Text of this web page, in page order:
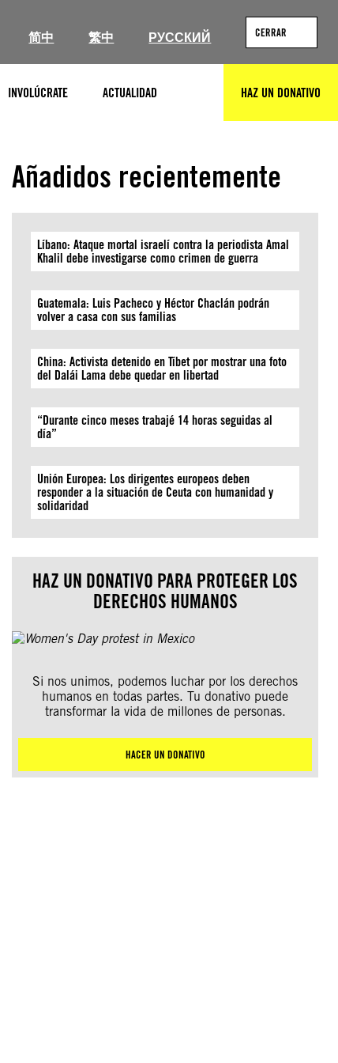
简中 繁中 РУССКИЙ CERRAR
INVOLÚCRATE ACTUALIDAD HAZ UN DONATIVO
Añadidos recientemente
Líbano: Ataque mortal israelí contra la periodista Amal
Khalil debe investigarse como crimen de guerra
Guatemala: Luis Pacheco y Héctor Chaclán podrán
volver a casa con sus familias
China: Activista detenido en Tíbet por mostrar una foto
del Dalái Lama debe quedar en libertad
“Durante cinco meses trabajé 14 horas seguidas al
día”
Unión Europea: Los dirigentes europeos deben
responder a la situación de Ceuta con humanidad y
solidaridad
HAZ UN DONATIVO PARA PROTEGER LOS
DERECHOS HUMANOS
Si nos unimos, podemos luchar por los derechos
humanos en todas partes. Tu donativo puede
transformar la vida de millones de personas.
HACER UN DONATIVO